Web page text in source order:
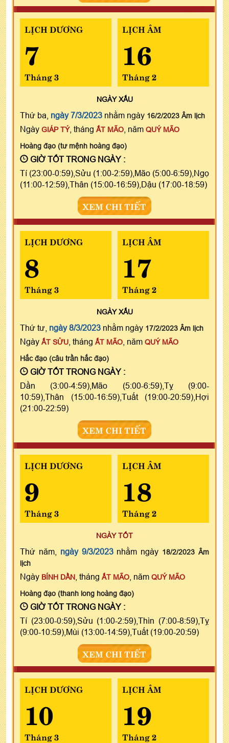
LỊCH DƯƠNG
7
Tháng 3
LỊCH ÂM
16
Tháng 2
NGÀYXẤU
Thứ ba, ngày 7/3/2023 nhằm ngày 16/2/2023 Âm lịch
Ngày GIÁP TÝ, tháng ẤT MÃO , năm QUÝ MÃO
Hoàng đạo (tư mệnh hoàng đạo)
GIỜ TỐT TRONG NGÀY :
Tí (23:00-0:59),Sửu (1:00-2:59),Mão (5:00-6:59),Ngọ
(11:00-12:59),Thân (15:00-16:59),Dậu (17:00-18:59)
XEM CHI TIẾT
LỊCH DƯƠNG
8
Tháng 3
LỊCH ÂM
17
Tháng 2
NGÀYXẤU
Thứ tư, ngày 8/3/2023 nhằm ngày 17/2/2023 Âm lịch
Ngày ẤT SỬU , tháng ẤT MÃO , năm QUÝ MÃO
Hắc đạo (câu trần hắc đạo)
GIỜ TỐT TRONG NGÀY :
Dần (3:00-4:59),Mão (5:00-6:59),Tỵ (9:00-
10:59),Thân (15:00-16:59),Tuất (19:00-20:59),Hợi
(21:00-22:59)
XEM CHI TIẾT
LỊCH DƯƠNG
9
Tháng 3
LỊCH ÂM
18
Tháng 2
NGÀY TỐT
Thứ năm, ngày 9/3/2023nhằm ngày 18/2/2023 Âm
lịch
Ngày BÍNH DẦN , tháng ẤT MÃO , năm QUÝ MÃO
Hoàng đạo (thanh long hoàng đạo)
GIỜ TỐT TRONG NGÀY :
Tí (23:00-0:59),Sửu (1:00-2:59),Thìn (7:00-8:59),Tỵ
(9:00-10:59),Mùi (13:00-14:59),Tuất (19:00-20:59)
XEM CHI TIẾT
LỊCH DƯƠNG
10
Tháng 3
LỊCH ÂM
19
Tháng 2